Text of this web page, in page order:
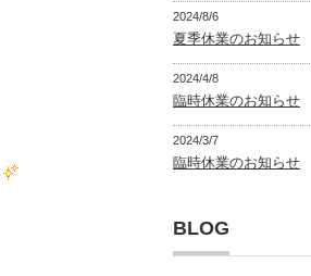
2024/8/6
夏季休業のお知らせ
2024/4/8
臨時休業のお知らせ
2024/3/7
臨時休業のお知らせ
BLOG